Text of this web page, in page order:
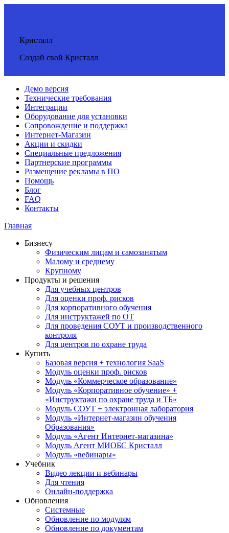
Кристалл
Создай свой Кристалл
Демо версия
Технические требования
Интеграции
Оборудование для установки
Сопровождение и поддержка
Интернет-Магазин
Акции и скидки
Специальные предложения
Партнерские программы
Размещение рекламы в ПО
Помощь
Блог
FAQ
Контакты
Главная
Бизнесу
Физическим лицам и самозанятым
Малому и среднему
Крупному
Продукты и решения
Для учебных центров
Для оценки проф. рисков
Для корпоративного обучения
Для инструктажей по ОТ
Для проведения СОУТ и производственного
контроля
Для центров по охране труда
Купить
Базовая версия + технология SaaS
Модуль оценки проф. рисков
Модуль «Коммерческое образование»
Модуль «Корпоративное обучение» +
«Инструктажи по охране труда и ТБ»
Модуль СОУТ + электронная лаборатория
Модуль «Интернет-магазин обучения
Образования»
Модуль «Агент Интернет-магазина»
Модуль Агент МИОБС Кристалл
Модуль «вебинары»
Учебник
Видео лекции и вебинары
Для чтения
Онлайн-поддержка
Обновления
Системные
Обновление по модулям
Обновление по документам